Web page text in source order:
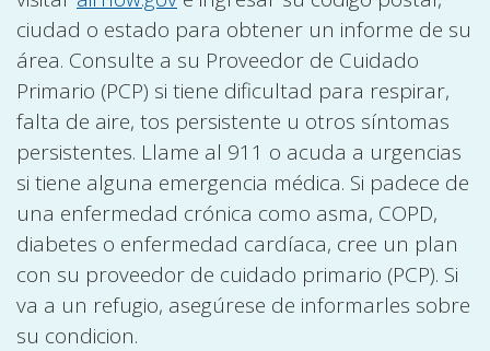
ciudad o estado para obtener un informe de su
área. Consulte a su Proveedor de Cuidado
Primario (PCP) si tiene dificultad para respirar,
falta de aire, tos persistente u otros síntomas
persistentes. Llame al 911 o acuda a urgencias
si tiene alguna emergencia médica. Si padece de
una enfermedad crónica como asma, COPD,
diabetes o enfermedad cardíaca, cree un plan
con su proveedor de cuidado primario (PCP). Si
va a un refugio, asegúrese de informarles sobre
su condicion.